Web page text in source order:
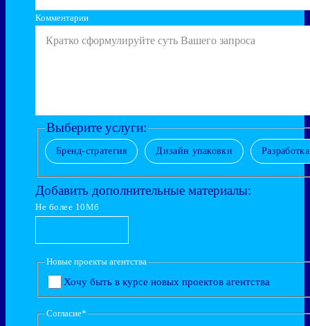
Комментарии
Выберите услуги:
Бренд-стратегия Дизайн упаковки
Добавить дополнительные материалы:
Не более 10Мб
Новые проекты агентства
Хочу быть в курсе новых проектов агентства
Согласие*